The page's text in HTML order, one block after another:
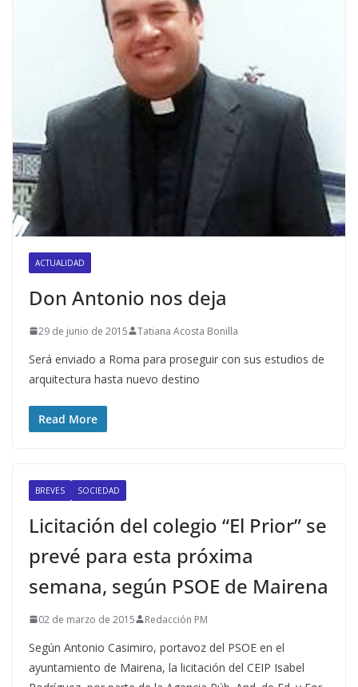
ACTUALIDAD
Don Antonio nos deja
29 de junio de 2015 Tatiana Acosta Bonilla
Será enviado a Roma para proseguir con sus estudios de
arquitectura hasta nuevo destino
Read More
BREVES SOCIEDAD
Licitación del colegio “El Prior” se
prevé para esta próxima
semana, según PSOE de Mairena
02 de marzo de 2015 Redacción PM
Según Antonio Casimiro, portavoz del PSOE en el
ayuntamiento de Mairena, la licitación del CEIP Isabel